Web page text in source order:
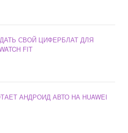
СВОЙ ЦИФЕРБЛАТ ДЛЯ
FIT
АНДРОИД АВТО НА HUAWEI